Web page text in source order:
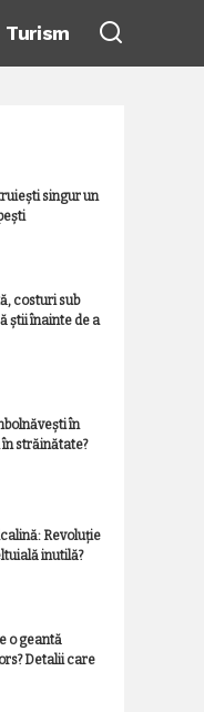
Turism
singur un
costuri sub
știi înainte de a
în
străinătate?
Revoluție
inutilă?
o geantă
Detalii care